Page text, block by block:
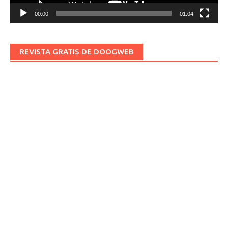
00:00 01:04
REVISTA GRATIS DE DOOGWEB